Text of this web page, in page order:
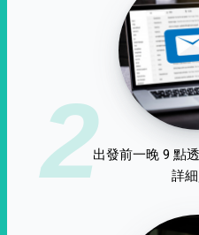
2出發前一晚 9 點
詳